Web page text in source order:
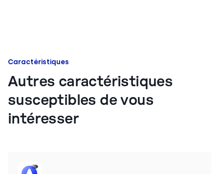
Caractéristiques
Autres caractéristiques
susceptibles de vous
intéresser